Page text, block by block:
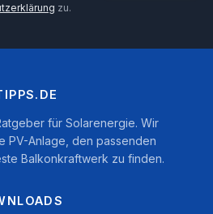
zu.
für Solarenergie. Wir
PV-Anlage, den passenden
Balkonkraftwerk zu finden.